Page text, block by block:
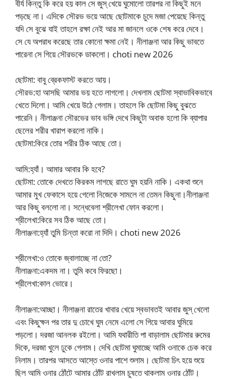
বীর্য কিন্তু কি করে হয় কাল সে জুস্ খেয়ে ঘুমোলো তারপর না কিছুই মনে
পড়ছে না। এদিকে সৌরভ ভয়ে আছে ছোটমাকে চুদে মজা পেয়েছে কিন্তু
যদি সে বুঝে যাই তাহলে রক্ষা নেই আর মা জানলে ওকে শেষ করে দেবে।
সে যে অপরাধ করেছে তার কোনো ক্ষমা নেই। নীলাঞ্জনা আর কিছু ভাবতে
পারেনা সে গিয়ে সৌরভকে ডাকলো। choti new 2026
ছোটমা: বাবু ব্রেকফাস্ট করতে আয়।
সৌরভ:হা আসছি আমার ভয় হতে লাগলো। দেখলাম ছোটমা স্বাভাবিকভাবে
খেতে দিলো। আমি খেয়ে উঠে গেলাম। তাহলে কি ছোটমা কিছু বুঝতে
পারেনি। নীলাঞ্জনা সৌরভের ভাব ভঙ্গি দেখে কিছুটা অবাক হলো কি ব্যাপার
ছেলের শরীর খারাপ করলো নাকি।
ছোটমা:কিরে তোর শরীর ঠিক আছে তো।
আমি:হ্যাঁ। আমার আবার কি হবে?
ছোটমা: তোকে দেখতে কিরকম লাগছে রাতে ঘুম হয়নি নাকি। একথা শুনে
আমার মুখ ফেকাসে হয়ে গেলো নিজেকে সামলে না তেমন কিছুনা।নীলাঞ্জনা
আর কিছু বললো না। সন্ধেবেলা শ্রীলেখা ফোন করলো।
শ্রীলেখা:কিরে সব ঠিক আছে তো।
নীলাঞ্জনা:হ্যাঁ তুমি চিন্তা করো না দিদি। choti new 2026
শ্রীলেখা:ও তোকে জ্বালাচ্ছে না তো?
নীলাঞ্জনা:একদম না। তুমি কবে ফিরছো।
শ্রীলেখা:কাল ভোরে।
নীলাঞ্জনা:আচ্ছা। নীলাঞ্জনা রাতের খাবার খেয়ে স্বভাবতই আবার জুস্ খেলো
এবং কিছুক্ষন পর তার দু চোখে ঘুম নেমে এলো সে গিয়ে আবার ঘুমিয়ে
পড়লো। দরজা আনলক রইলো। আমি যথারীতি পা বাড়ালাম ছোটমার রুমের
দিকে, দরজা খুলে ঢুকে গেলাম। দেখি ছোটমা ঘুমাচ্ছে আমি ওনাকে চেক করে
নিলাম। তারপর আসতে আস্তে ওনার পাশে শুলাম। ছোটমা চিৎ হয়ে শুয়ে
ছিল আমি ওনার ঠোঁটে আমার ঠোঁট রাখলাম চুষতে থাকলাম ওনার ঠোঁট।